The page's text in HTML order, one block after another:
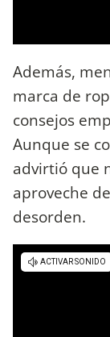
Además,
marca de
consejos
Aunque se
advirtió que
aproveche
desorden.